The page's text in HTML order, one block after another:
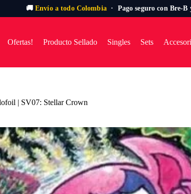
🚚 Envío a todo Colombia· Pago seguro con Bre-B
Ofertas! Producto Sellado Singles Sets
| SV07: Stellar Crown